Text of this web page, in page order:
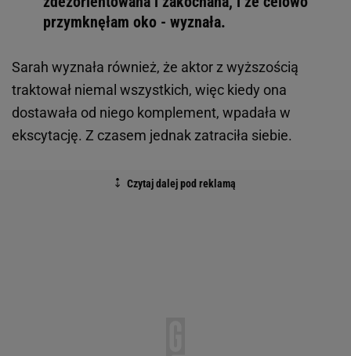
przymknęłam oko - wyznała.
Sarah wyznała również, że aktor z wyższością
traktował niemal wszystkich, więc kiedy ona
dostawała od niego komplement, wpadała w
ekscytację. Z czasem jednak zatraciła siebie.